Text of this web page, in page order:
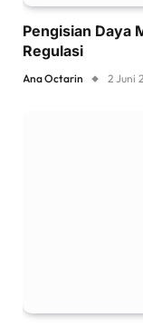
Pengisian Daya
Regulasi
Ana Octarin 2 Juni